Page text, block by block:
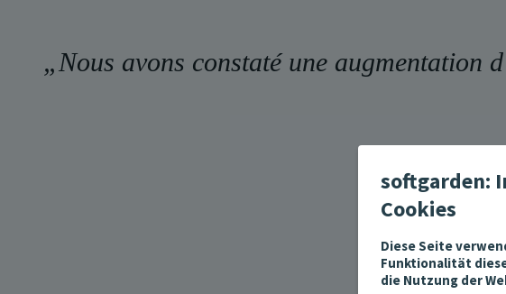
softgarden:
Cookies
Diese Seite
Funktionalität
die Nutzung der
„ Nous avons constaté une augmentation